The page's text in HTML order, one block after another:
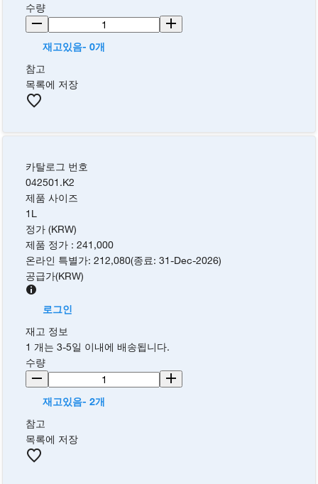
수량
재고있음- 0개
참고
목록에 저장
카탈로그 번호
042501.K2
제품 사이즈
1L
정가 (KRW)
제품 정가 :241,000
온라인 특별가:212,080(종료:31-Dec-2026)
공급가(KRW)
로그인
재고 정보
1 개는 3-5일 이내에 배송됩니다.
수량
재고있음- 2개
참고
목록에 저장